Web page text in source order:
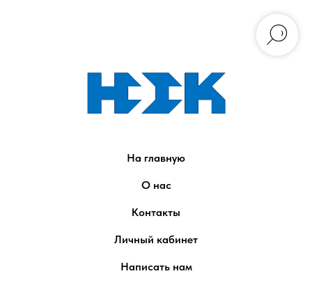
На главную
О нас
Контакты
Личный кабинет
Написать нам